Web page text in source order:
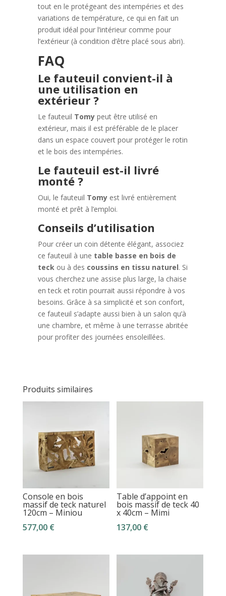
tout en le protégeant des intempéries et des
variations de température, ce qui en fait un
produit idéal pour l’intérieur comme pour
l’extérieur (à condition d’être placé sous abri).
FAQ
Le fauteuil convient-il à
une utilisation en
extérieur ?
Le fauteuil Tomypeut être utilisé en
extérieur, mais il est préférable de le placer
dans un espace couvert pour protéger le rotin
et le bois des intempéries.
Le fauteuil est-il livré
monté ?
Oui, le fauteuil Tomyest livré entièrement
monté et prêt à l’emploi.
Conseils d’utilisation
Pour créer un coin détente élégant, associez
ce fauteuil à une table basse en bois de
teckou à des coussins en tissu naturel. Si
vous cherchez une assise plus large, la chaise
en teck et rotin pourrait aussi répondre à vos
besoins. Grâce à sa simplicité et son confort,
ce fauteuil s’adapte aussi bien à un salon qu’à
une chambre, et même à une terrasse abritée
pour profiter des journées ensoleillées.
Produits similaires
Console en bois
massif de teck naturel
120cm – Miniou
577,00 €
Table d’appoint en
bois massif de teck 40
x 40cm – Mimi
137,00 €